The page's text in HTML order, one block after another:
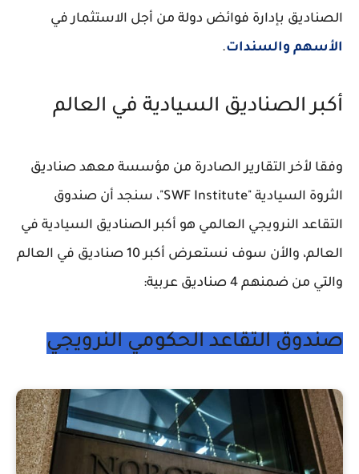
الصناديق بإدارة فوائض دولة من أجل الاستثمار في
الأسهم والسندات.
أكبر الصناديق السيادية في العالم
وفقا لأخر التقارير الصادرة من مؤسسة معهد صناديق
الثروة السيادية "SWF Institute"، سنجد أن صندوق
التقاعد النرويجي العالمي هو أكبر الصناديق السيادية في
العالم، والأن سوف نستعرض أكبر 10 صناديق في العالم
والتي من ضمنهم 4 صناديق عربية:
صندوق التقاعد الحكومي النرويجي